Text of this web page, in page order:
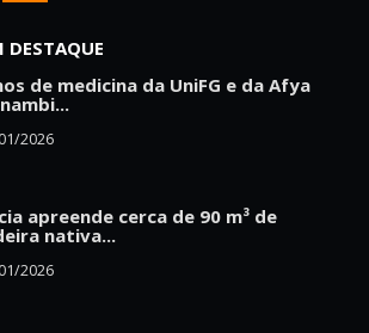
DESTAQUE
de medicina da UniFG e da Afya
2026
apreende cerca de 90 m³ de
nativa...
2026